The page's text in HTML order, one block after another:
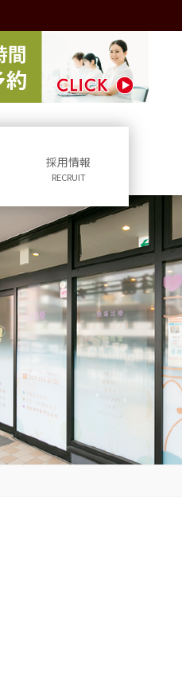
採用情報
RECRUIT